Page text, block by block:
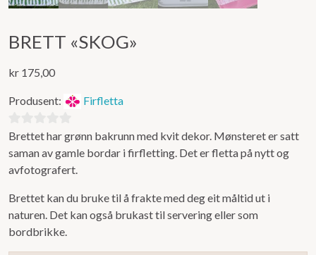
BRETT «SKOG»
kr 175,00
Produsent: Firfletta
0
ut
av
Brettet har grønn bakrunn med kvit dekor. Mønsteret er satt
saman av gamle bordar i firfletting. Det er fletta på nytt og
avfotografert.
Brettet kan du bruke til å frakte med deg eit måltid ut i
naturen. Det kan også brukast til servering eller som
bordbrikke.